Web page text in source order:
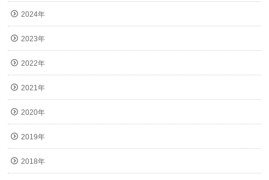
2024年
2023年
2022年
2021年
2020年
2019年
2018年